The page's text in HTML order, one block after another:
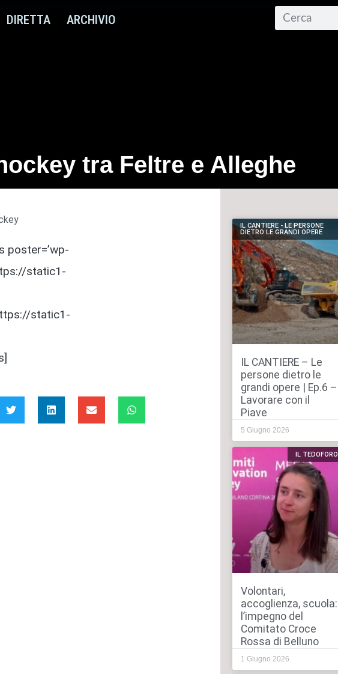
DIRETTA ARCHIVIO
tra Feltre e Alleghe
poster=’wp-
static1-
static1-
IL CANTIERE - LE PERSONE
DIETRO LE GRANDI OPERE
IL CANTIERE – Le
persone dietro le
grandi opere | Ep.6 –
Lavorare con il
Piave
5 Giugno 2026
IL TEDOFORO
Volontari,
accoglienza, scuola:
l’impegno del
Comitato Croce
Rossa di Belluno
1 Giugno 2026